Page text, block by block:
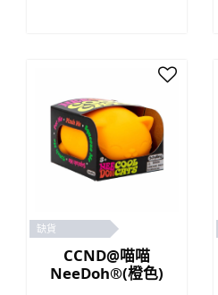
缺貨
CCND@喵喵
NeeDoh®(橙色)